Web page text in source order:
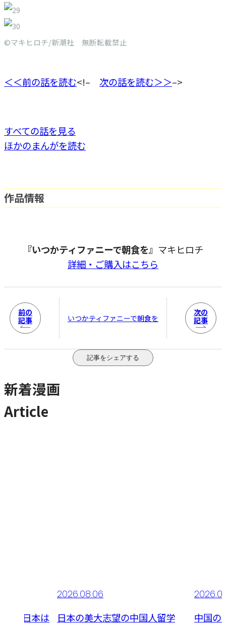
©マキヒロチ/新潮社 無断転載禁止
＜＜前の話を読む<!– 次の話を読む＞＞–>
すべての話を見る
ほかのまんがを読む
作品情報
『いつかティファニーで朝食を』 マキヒロチ
詳細・ご購入はこちら
前の
記事
いつかティファニーで朝食を
次の
記事
記事をシェアする
新着漫画
Article
人留学
2026.08.05
中国のココナッツミルクと煮卵
みんな